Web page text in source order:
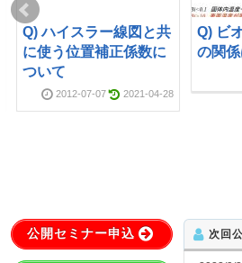
Q) ハイスラー線図と共
に使う位置補正係数に
ついて
2012-07-07 2021-04-28
Q) ビ
の関
公開セミナー申込 次回